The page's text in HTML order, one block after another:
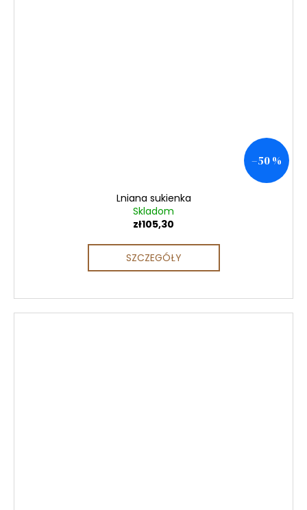
–50 %
Lniana sukienka
Skladom
zł105,30
SZCZEGÓŁY